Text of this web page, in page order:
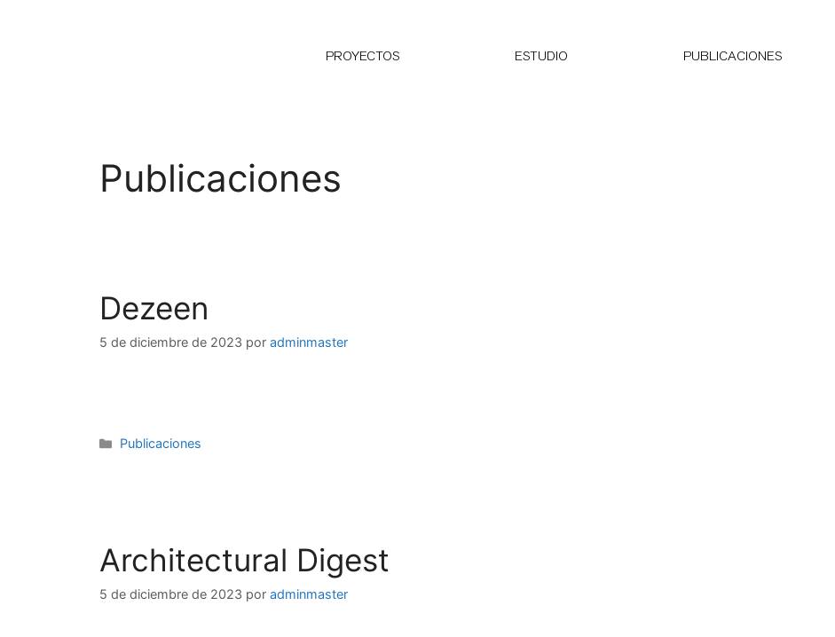
PROYECTOS ESTUDIO PUBLICACIONES
Publicaciones
Dezeen
5 de diciembre de 2023 por adminmaster
Publicaciones
Architectural Digest
5 de diciembre de 2023 por adminmaster